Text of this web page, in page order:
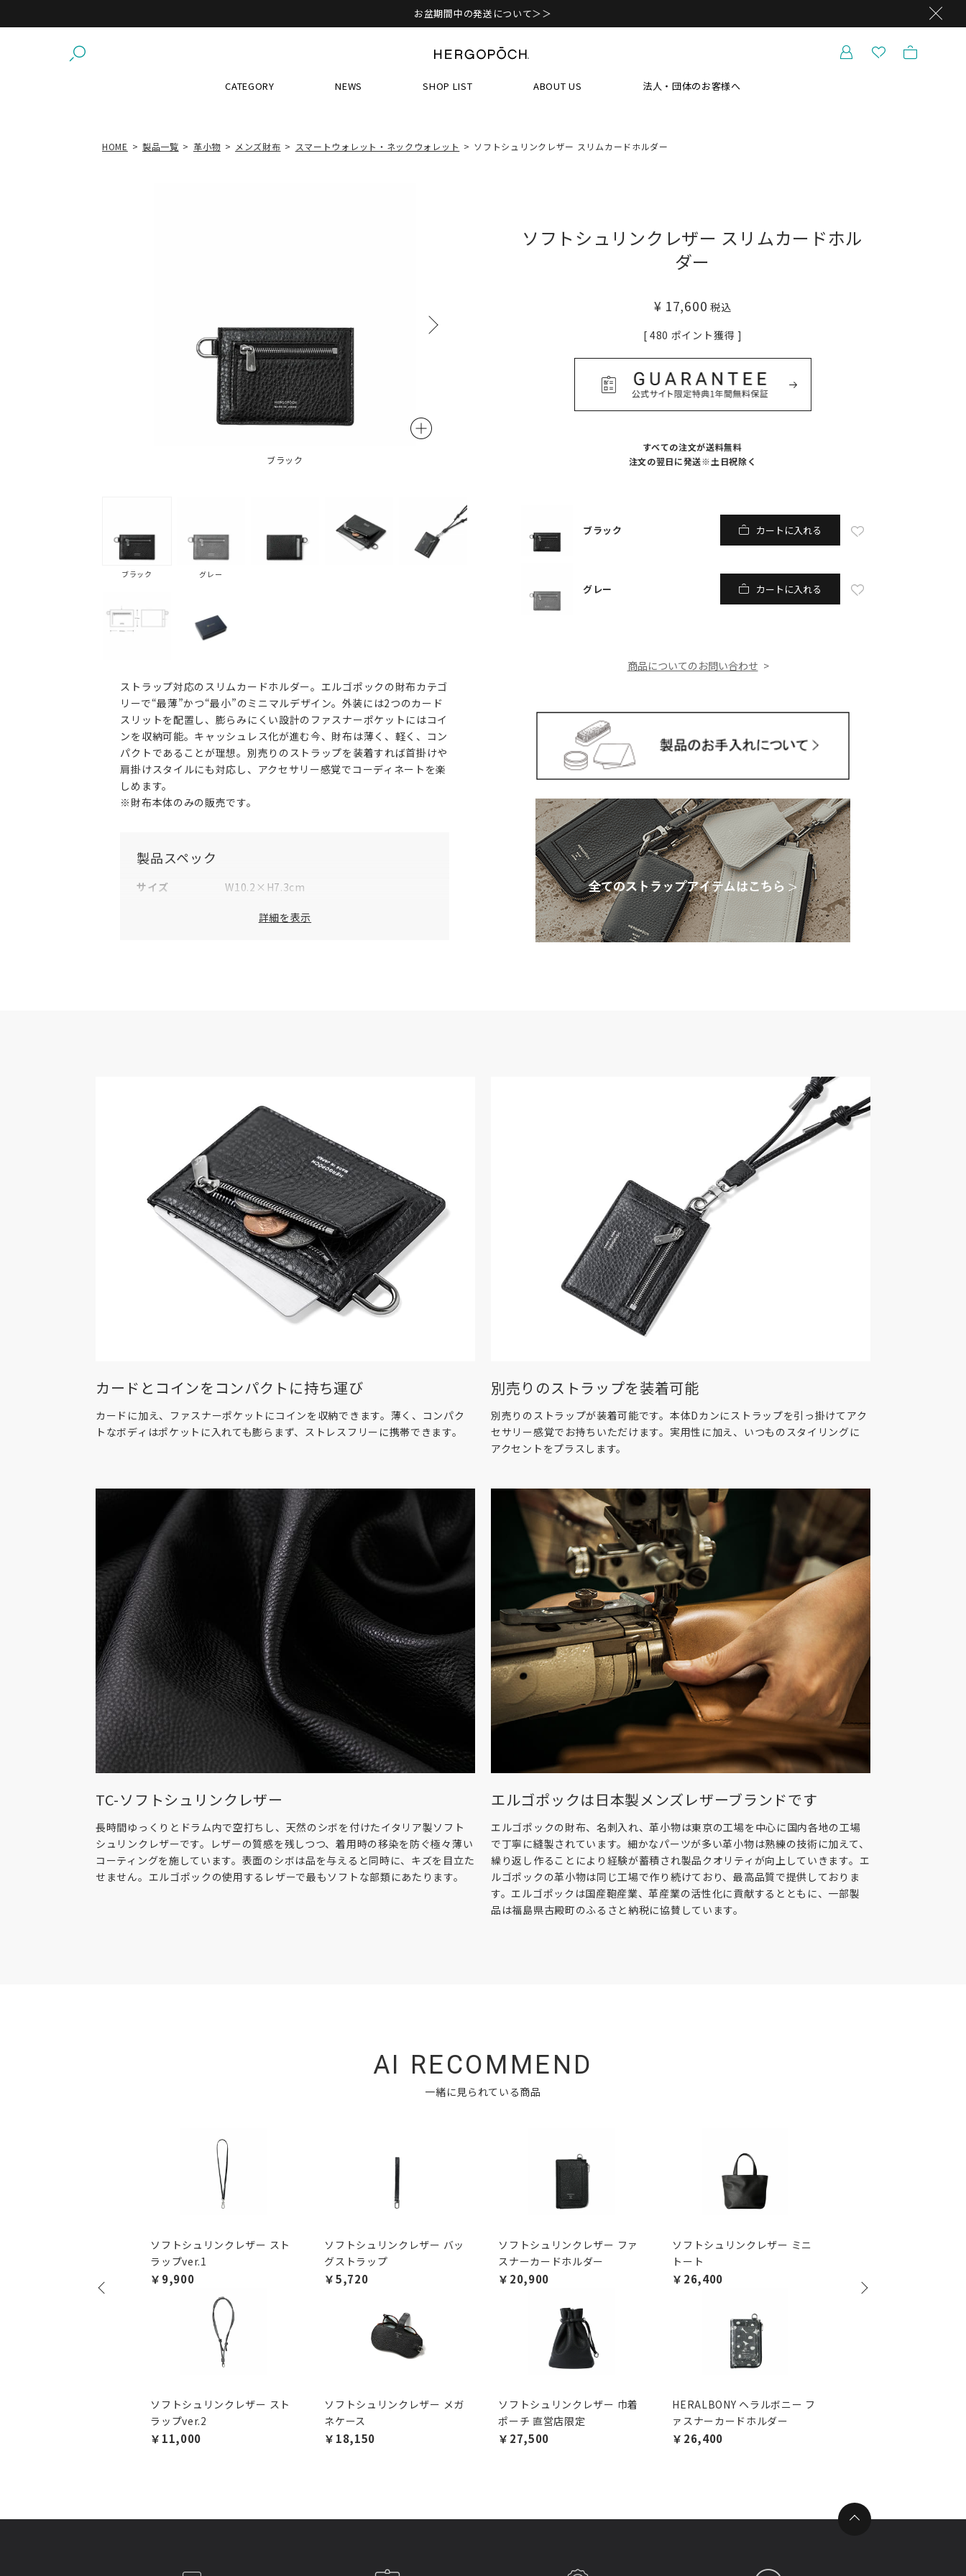
お盆期間中の発送について＞＞
CATEGORY NEWS SHOP LIST ABOUT US 法人・団体のお客様へ
HOME 製品一覧 革小物 メンズ財布 スマートウォレット・ネックウォレット ソフトシュリンクレザー スリムカードホルダー
ブラック
ブラック グレー
ストラップ対応のスリムカードホルダー。エルゴポックの財布カテゴ
リーで“最薄”かつ“最小”のミニマルデザイン。外装には2つのカード
スリットを配置し、膨らみにくい設計のファスナーポケットにはコイ
ンを収納可能。キャッシュレス化が進む今、財布は薄く、軽く、コン
パクトであることが理想。別売りのストラップを装着すれば首掛けや
肩掛けスタイルにも対応し、アクセサリー感覚でコーディネートを楽
しめます。
※財布本体のみの販売です。
製品スペック
サイズ
W10.2×H7.3cm
表地：牛革
※製品画像の色に関しましてはお使いのパソコンや携帯端末のモニター
環境により、実際の製品と異なって見える場合がございます。あらかじ
めご了承ください。
※本製品は天然皮革素材を使用しているため、色味、風合いに個体差が
ございます。素材の特性としてご理解ください。
詳細を表示
ソフトシュリンクレザー スリムカードホル
ダー
¥ 17,600 税込
[ 480 ポイント獲得 ]
すべての注文が送料無料
注文の翌日に発送※土日祝除く
ブラック カートに入れる
グレー カートに入れる
商品についてのお問い合わせ
カードとコインをコンパクトに持ち運び
カードに加え、ファスナーポケットにコインを収納できます。薄く、コンパク
トなボディはポケットに入れても膨らまず、ストレスフリーに携帯できます。
別売りのストラップを装着可能
別売りのストラップが装着可能です。本体Dカンにストラップを引っ掛けてアク
セサリー感覚でお持ちいただけます。実用性に加え、いつものスタイリングに
アクセントをプラスします。
TC-ソフトシュリンクレザー
長時間ゆっくりとドラム内で空打ちし、天然のシボを付けたイタリア製ソフト
シュリンクレザーです。レザーの質感を残しつつ、着用時の移染を防ぐ極々薄い
コーティングを施しています。表面のシボは品を与えると同時に、キズを目立た
せません。エルゴポックの使用するレザーで最もソフトな部類にあたります。
エルゴポックは日本製メンズレザーブランドです
エルゴポックの財布、名刺入れ、革小物は東京の工場を中心に国内各地の工場
で丁寧に縫製されています。細かなパーツが多い革小物は熟練の技術に加えて、
繰り返し作ることにより経験が蓄積され製品クオリティが向上していきます。エ
ルゴポックの革小物は同じ工場で作り続けており、最高品質で提供しておりま
す。エルゴポックは国産鞄産業、革産業の活性化に貢献するとともに、一部製
品は福島県古殿町のふるさと納税に協賛しています。
AI RECOMMEND
一緒に見られている商品
ソフトシュリンクレザー スト
ラップver.1
￥9,900
ソフトシュリンクレザー スト
ラップver.2
￥11,000
ソフトシュリンクレザー バッ
グストラップ
￥5,720
ソフトシュリンクレザー メガ
ネケース
￥18,150
ソフトシュリンクレザー ファ
スナーカードホルダー
￥20,900
ソフトシュリンクレザー 巾着
ポーチ 直営店限定
￥27,500
ソフトシュリンクレザー ミニ
トート
￥26,400
HERALBONY ヘラルボニー フ
ァスナーカードホルダー
￥26,400
￥10,450